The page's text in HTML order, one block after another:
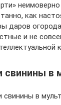
как
даров
и не
свинины в
в